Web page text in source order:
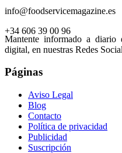
info@foodservicemagazine.es
+34 606 39 00 96
Mantente informado a
digital, en nuestras Redes
Páginas
Aviso Legal
Blog
Contacto
Política de privacidad
Publicidad
Suscripción